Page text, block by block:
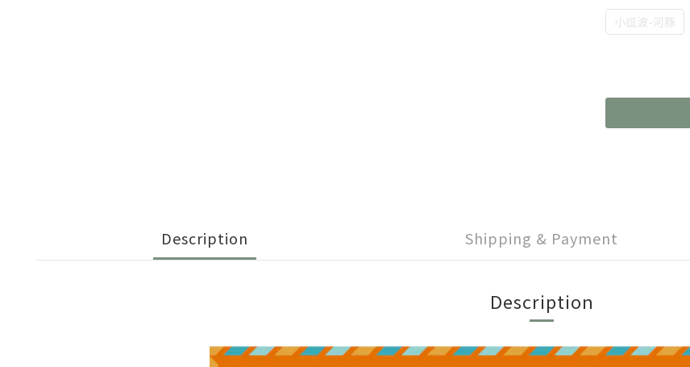
小逗波-河豚
Description Shipping & Payment
Description